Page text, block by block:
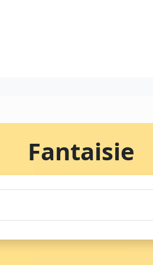
Fantaisie